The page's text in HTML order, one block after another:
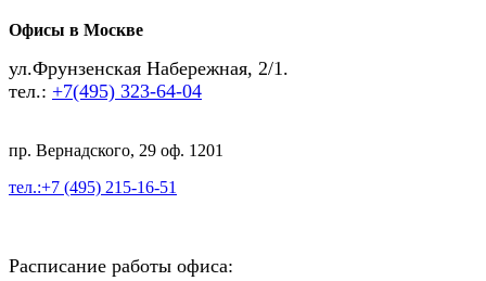
Офисы в Москве
ул.Фрунзенская Набережная, 2/1.
тел.: +7(495) 323-64-04
пр. Вернадского, 29 оф. 1201
тел.:+7 (495) 215-16-51
Расписание работы офиса: